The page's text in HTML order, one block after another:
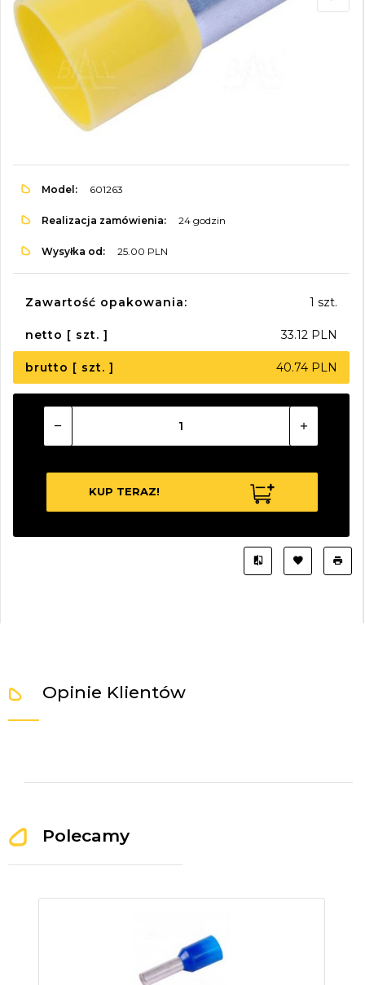
Model: 601263
Realizacja zamówienia: 24 godzin
Wysyłka od: 25.00 PLN
Zawartość opakowania: 1 szt.
netto [ szt. ] 33.12 PLN
brutto [ szt. ] 40.74 PLN
KUP TERAZ!
Opinie Klientów
Polecamy